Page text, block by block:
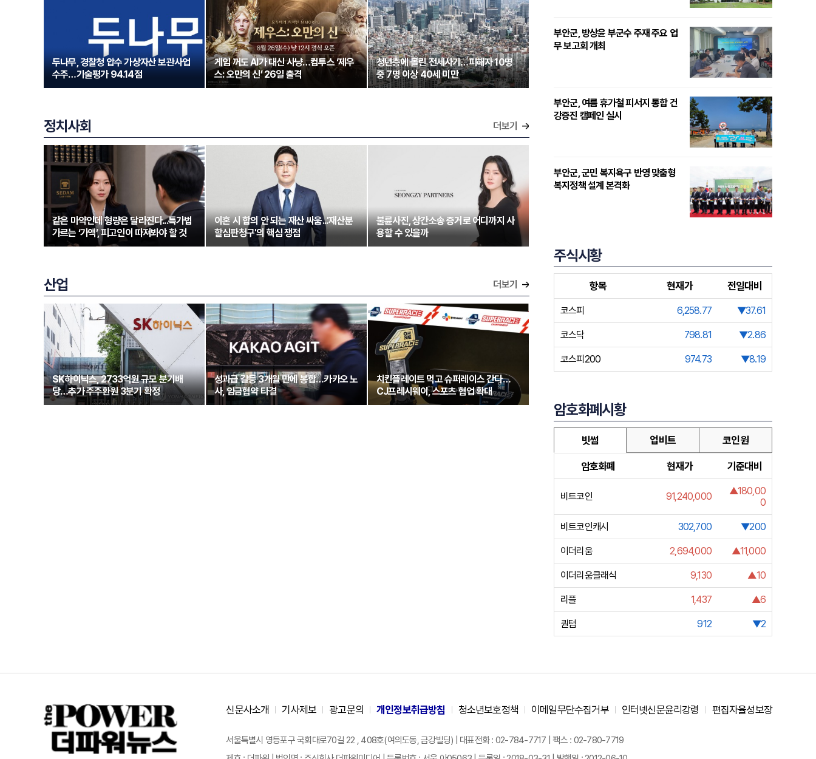
두나무, 경찰청 압수 가상자산 보관사업
수주…기술평가 94.14점
게임 꺼도 AI가 대신 사냥…컴투스 ‘제우
스: 오만의 신’ 26일 출격
청년층에 몰린 전세사기…피해자 10명
중 7명 이상 40세 미만
정치사회 더보기
같은 마약인데 형량은 달라진다...특가법
가르는 ‘가액’, 피고인이 따져봐야 할 것
이혼 시 합의 안 되는 재산 싸움...'재산분
할심판청구'의 핵심 쟁점
불륜사진, 상간소송 증거로 어디까지 사
용할 수 있을까
산업 더보기
SK하이닉스, 2733억원 규모 분기배
당…추가 주주환원 3분기 확정
성과급 갈등 3개월 만에 봉합…카카오 노
사, 임금협약 타결
치킨플레이트 먹고 슈퍼레이스 간다…
CJ프레시웨이, 스포츠 협업 확대
부안군, 방상윤 부군수 주재 주요 업
무 보고회 개최
부안군, 여름 휴가철 피서지 통합 건
강증진 캠페인 실시
부안군, 군민 복지욕구 반영 맞춤형
복지정책 설계 본격화
주식시황
항목 현재가 전일대비
코스피 6,258.77 ▼37.61
코스닥 798.81 ▼2.86
코스피200 974.73 ▼8.19
암호화폐시황
빗썸 업비트 코인원
암호화폐 현재가 기준대비
비트코인 91,240,000
▲180,00
0
비트코인캐시 302,700 ▼200
이더리움 2,694,000 ▲11,000
이더리움클래식 9,130 ▲10
리플 1,437 ▲6
퀀텀 912 ▼2
신문사소개 기사제보 광고문의 개인정보취급방침 청소년보호정책 이메일무단수집거부 인터넷신문윤리강령 편집자율성보장
서울특별시 영등포구 국회대로70길 22 , 408호(여의도동, 금강빌딩) | 대표전화 : 02-784-7717 | 팩스 : 02-780-7719